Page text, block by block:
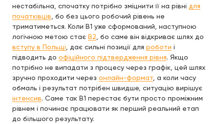
нестабільна, спочатку потрібно зміцнити її на рівні для
початківців , бо без цього робочий рівень не
триматиметься. Коли B1 уже сформований, наступною
логічною метою стає B2 , бо саме він відкриває шлях до
вступу в Польщі , дає сильні позиції для роботи і
підводить до офіційного підтвердження рівня. Якщо
потрібно не випадати з процесу через графік, цей шлях
зручно проходити через онлайн-формат , а коли часу
обмаль і результат потрібен швидше, ситуацію вирішує
інтенсив. Саме так B1 перестає бути просто проміжним
рівнем і починає працювати як перший реальний етап
до більшого результату.